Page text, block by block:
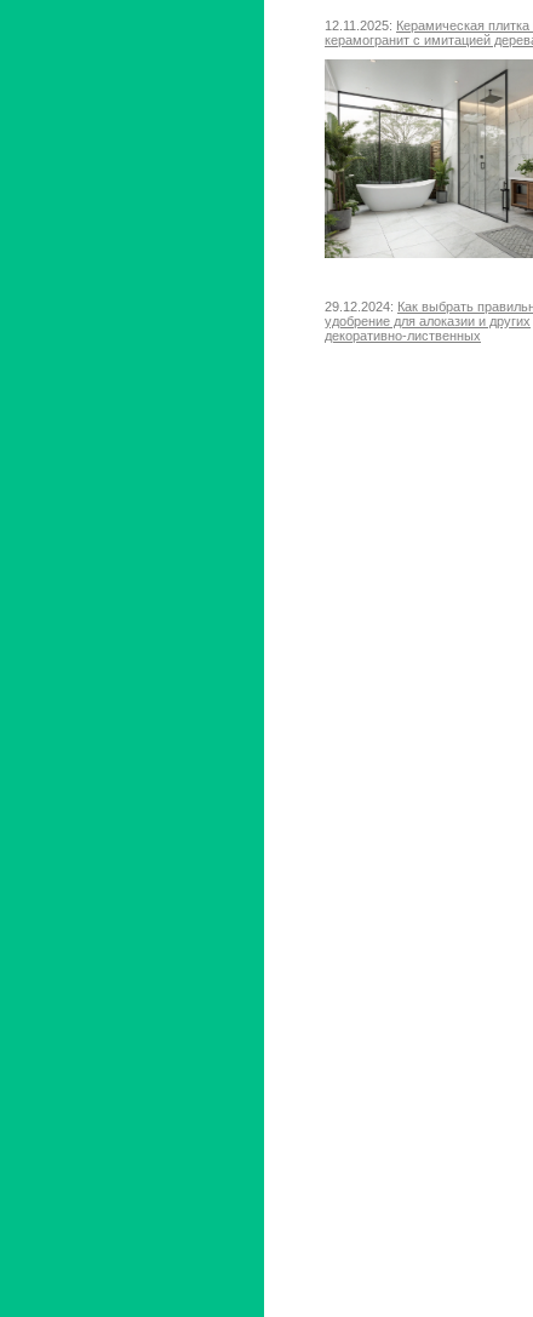
12.11.2025: Керамическая плитка
керамогранит с имитацией
29.12.2024: Как выбрать
удобрение для алоказии и других
декоративно-лиственных